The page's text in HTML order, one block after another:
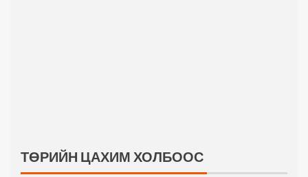
ТӨРИЙН ЦАХИМ ХОЛБООС